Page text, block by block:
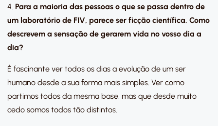
4. Para a maioria das pessoas o que se passa dentro de
um laboratório de FIV, parece ser ficção científica. Como
descrevem a sensação de gerarem vida no vosso dia a
dia?
É fascinante ver todos os dias a evolução de um ser
humano desde a sua forma mais simples. Ver como
partimos todos da mesma base, mas que desde muito
cedo somos todos tão distintos.